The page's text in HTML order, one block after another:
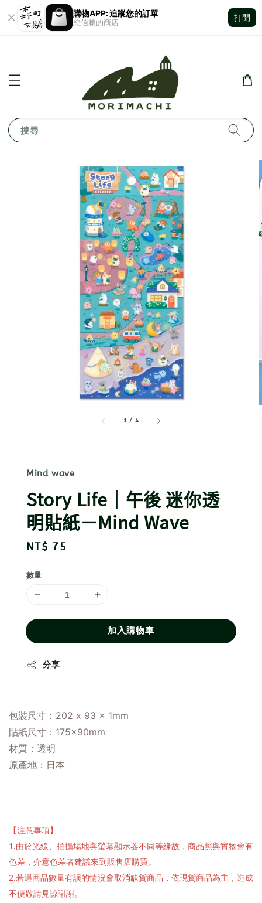
購物APP: 追蹤您的訂單
您信賴的商店
打開
搜尋
1 / 4
Mind wave
Story Life｜午後 迷你透
明貼紙－Mind Wave
Regular
NT$ 75
數量
加入購物車
分享
包裝尺寸：202 x 93 x 1mm
貼紙尺寸：175×90mm
材質：透明
原產地 ： 日本
【注意事項】
1.由於光線、拍攝場地與螢幕顯示器不同等緣故，商品照與實物會有
色差，介意色差者建議來到販售店購買。
2.若遇商品數量有誤的情況會取消缺貨商品，依現貨商品為主，造成
不便敬請見諒謝謝。